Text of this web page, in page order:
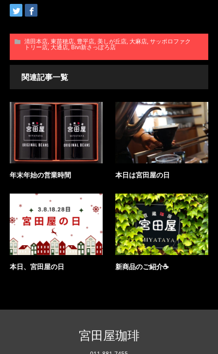
清田本店,東苗穂店, 豊平店,美しが丘店, 大麻店,サッポロファク
トリー店, 大通店,Bivi新さっぽろ店
関連記事一覧
年末年始の営業時間 本日は宮田屋の日
本日、宮田屋の日 新商品のご紹介☕
宮田屋珈琲